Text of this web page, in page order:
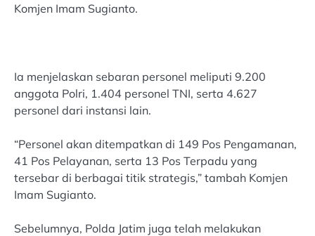
Komjen Imam Sugianto.
Ia menjelaskan sebaran personel meliputi 9.200
anggota Polri, 1.404 personel TNI, serta 4.627
personel dari instansi lain.
“Personel akan ditempatkan di 149 Pos Pengamanan,
41 Pos Pelayanan, serta 13 Pos Terpadu yang
tersebar di berbagai titik strategis,” tambah Komjen
Imam Sugianto.
Sebelumnya, Polda Jatim juga telah melakukan